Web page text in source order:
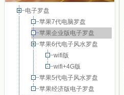
电子罗盘
苹果7代电脑罗盘
苹果企业版电子罗盘
苹果6代电子风水罗盘
wifi版
wifi+4G版
苹果5代电子风水罗盘
苹果经济版电子罗盘